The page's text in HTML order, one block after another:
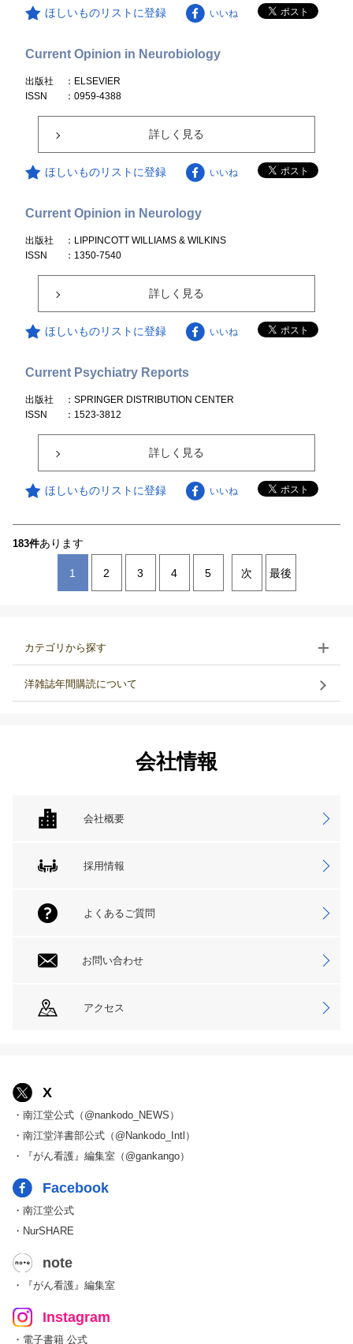
ほしいものリストに登録 いいね
Current Opinion in Neurobiology
出版社
：ELSEVIER
ISSN
：0959-4388
詳しく見る
ほしいものリストに登録 いいね
Current Opinion in Neurology
出版社
：LIPPINCOTT WILLIAMS & WILKINS
ISSN
：1350-7540
詳しく見る
ほしいものリストに登録 いいね
Current Psychiatry Reports
出版社
：SPRINGER DISTRIBUTION CENTER
ISSN
：1523-3812
詳しく見る
ほしいものリストに登録 いいね
183件あります
1 2 3 4 5 次 最後
カテゴリから探す
洋雑誌年間購読について
会社情報
会社概要
採用情報
よくあるご質問
お問い合わせ
アクセス
X
・南江堂公式（@nankodo_NEWS）
・南江堂洋書部公式（@Nankodo_Intl）
・『がん看護』編集室（@gankango）
Facebook
・南江堂公式
・NurSHARE
note
・『がん看護』編集室
Instagram
・電子書籍 公式